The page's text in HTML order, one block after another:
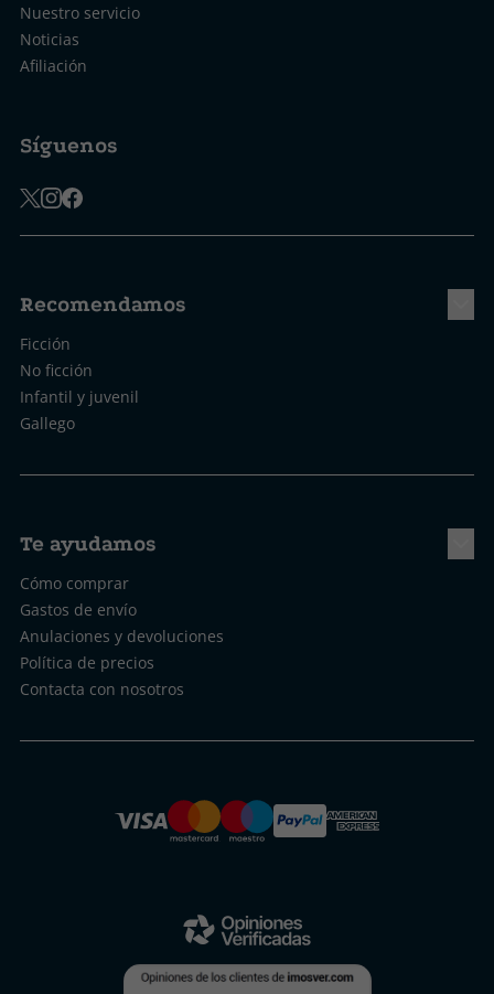
Nuestro servicio
Noticias
Afiliación
Síguenos
Recomendamos
Ficción
No ficción
Infantil y juvenil
Gallego
Te ayudamos
Cómo comprar
Gastos de envío
Anulaciones y devoluciones
Política de precios
Contacta con nosotros